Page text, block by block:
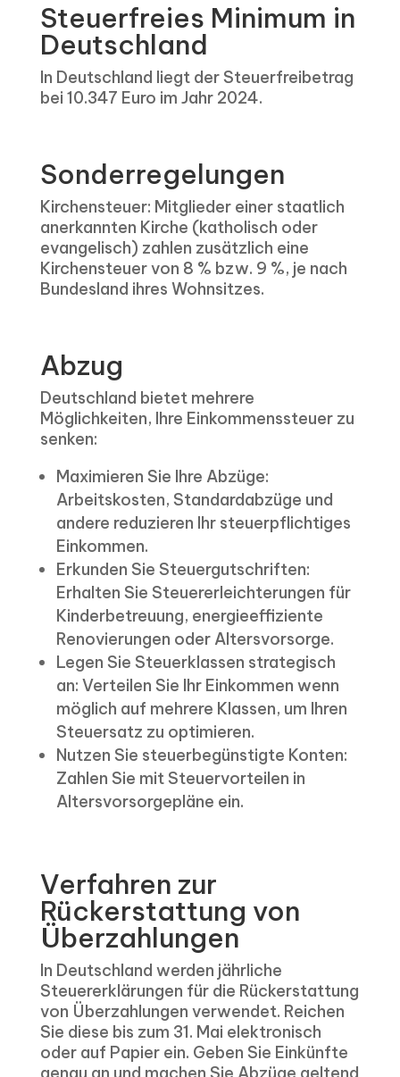
Steuerfreies Minimum in
Deutschland
In Deutschland liegt der Steuerfreibetrag
bei 10.347 Euro im Jahr 2024.
Sonderregelungen
Kirchensteuer: Mitglieder einer staatlich
anerkannten Kirche (katholisch oder
evangelisch) zahlen zusätzlich eine
Kirchensteuer von 8 % bzw. 9 %, je nach
Bundesland ihres Wohnsitzes.
Abzug
Deutschland bietet mehrere
Möglichkeiten, Ihre Einkommenssteuer zu
senken:
Maximieren Sie Ihre Abzüge:
Arbeitskosten, Standardabzüge und
andere reduzieren Ihr steuerpflichtiges
Einkommen.
Erkunden Sie Steuergutschriften:
Erhalten Sie Steuererleichterungen für
Kinderbetreuung, energieeffiziente
Renovierungen oder Altersvorsorge.
Legen Sie Steuerklassen strategisch
an: Verteilen Sie Ihr Einkommen wenn
möglich auf mehrere Klassen, um Ihren
Steuersatz zu optimieren.
Nutzen Sie steuerbegünstigte Konten:
Zahlen Sie mit Steuervorteilen in
Altersvorsorgepläne ein.
Verfahren zur
Rückerstattung von
Überzahlungen
In Deutschland werden jährliche
Steuererklärungen für die Rückerstattung
von Überzahlungen verwendet. Reichen
Sie diese bis zum 31. Mai elektronisch
oder auf Papier ein. Geben Sie Einkünfte